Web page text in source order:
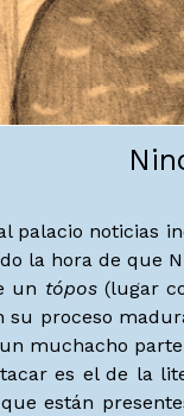
palacio noticias
la hora de que
un tópos(lugar
su proceso
muchacho
es el de la
están